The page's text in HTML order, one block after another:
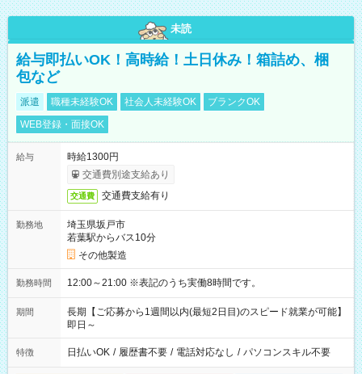
未読
給与即払いOK！高時給！土日休み！箱詰め、梱
包など
派遣 職種未経験OK 社会人未経験OK
ブランクOK
WEB登録・面接OK
給与
時給1300円
交通費別途支給あり
交通費 交通費支給有り
勤務地
埼玉県坂戸市
若葉駅からバス10分
その他製造
勤務時間 12:00～21:00 ※表記のうち実働8時間です。
期間
長期【ご応募から1週間以内(最短2日目)のスピード就業が可能】
即日～
特徴 日払いOK / 履歴書不要 / 電話対応なし / パソコンスキル不要